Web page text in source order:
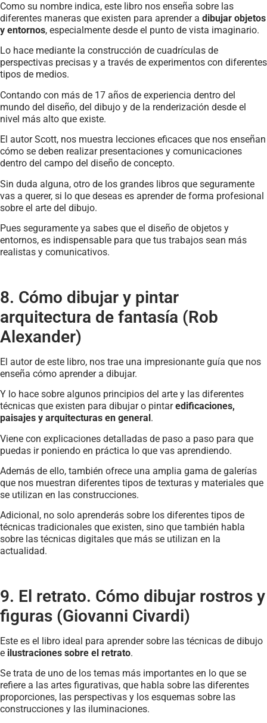
Como su nombre indica, este libro nos enseña sobre las
diferentes maneras que existen para aprender a dibujar objetos
y entornos, especialmente desde el punto de vista imaginario.
Lo hace mediante la construcción de cuadrículas de
perspectivas precisas y a través de experimentos con diferentes
tipos de medios.
Contando con más de 17 años de experiencia dentro del
mundo del diseño, del dibujo y de la renderización desde el
nivel más alto que existe.
El autor Scott, nos muestra lecciones eficaces que nos enseñan
cómo se deben realizar presentaciones y comunicaciones
dentro del campo del diseño de concepto.
Sin duda alguna, otro de los grandes libros que seguramente
vas a querer, si lo que deseas es aprender de forma profesional
sobre el arte del dibujo.
Pues seguramente ya sabes que el diseño de objetos y
entornos, es indispensable para que tus trabajos sean más
realistas y comunicativos.
8. Cómo dibujar y pintar
arquitectura de fantasía (Rob
Alexander)
El autor de este libro, nos trae una impresionante guía que nos
enseña cómo aprender a dibujar.
Y lo hace sobre algunos principios del arte y las diferentes
técnicas que existen para dibujar o pintaredificaciones,
paisajes y arquitecturas en general.
Viene con explicaciones detalladas de paso a paso para que
puedas ir poniendo en práctica lo que vas aprendiendo.
Además de ello, también ofrece una amplia gama de galerías
que nos muestran diferentes tipos de texturas y materiales que
se utilizan en las construcciones.
Adicional, no solo aprenderás sobre los diferentes tipos de
técnicas tradicionales que existen, sino que también habla
sobre las técnicas digitales que más se utilizan en la
actualidad.
9. El retrato. Cómo dibujar rostros y
figuras (Giovanni Civardi)
Este es el libro ideal para aprender sobre las técnicas de dibujo
e ilustraciones sobre el retrato.
Se trata de uno de los temas más importantes en lo que se
refiere a las artes figurativas, que habla sobre las diferentes
proporciones, las perspectivas y los esquemas sobre las
construcciones y las iluminaciones.